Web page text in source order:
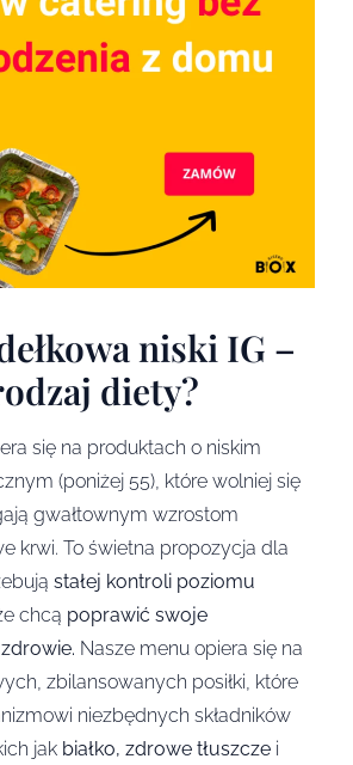
niski IG –
diety?
się na produktach o niskim
(poniżej 55), które wolniej się
gwałtownym wzrostom
krwi. To świetna propozycja dla
stałej kontroli poziomu
chcą poprawić swoje
Nasze menu opiera się na
zbilansowanych posiłki, które
niezbędnych składników
jak białko, zdrowe tłuszcze i